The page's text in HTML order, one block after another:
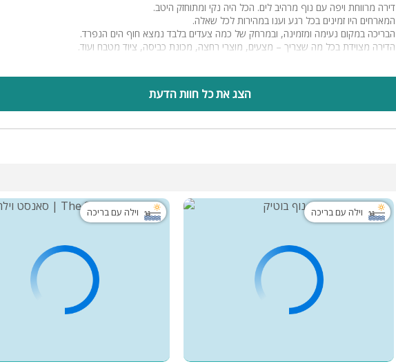
דירה מרווחת ויפה עם נוף מרהיב לים. הכל היה נקי ומתוחזק היטב.
המארחים היו זמינים בכל רגע וענו במהירות לכל שאלה.
הבריכה במקום נעימה ומזמינה, ובמרחק של כמה צעדים בלבד נמצא חוף הים הנפרד.
הדירה מצוידת בכל מה שצריך – מצעים, מוצרי רחצה, מכונת כביסה, ציוד מטבח ועוד.
הצג את כל חוות הדעת
וילה עם בריכה וילה עם בריכה